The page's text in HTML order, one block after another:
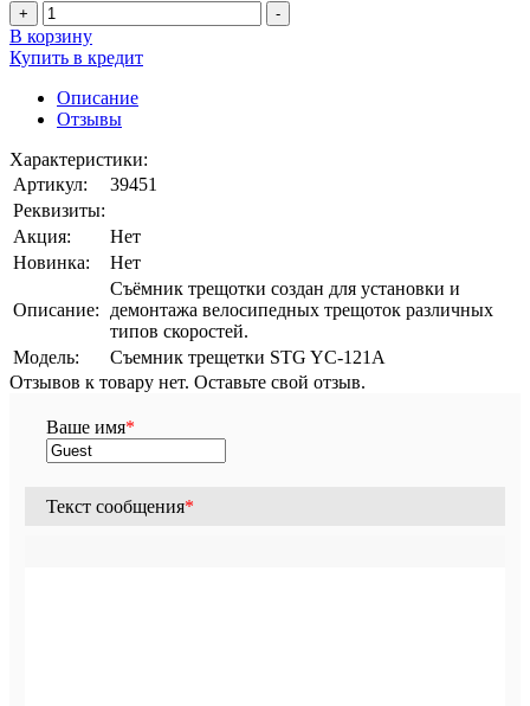
+ -
В корзину
Купить в кредит
Описание
Отзывы
Характеристики:
Артикул:
39451
Реквизиты:
Акция:
Нет
Новинка:
Нет
Описание:
Съёмник трещотки создан для установки и
демонтажа велосипедных трещоток различных
типов скоростей.
Модель:
Съемник трещетки STG YC-121А
Отзывов к товару нет. Оставьте свой отзыв.
Ваше имя*
Текст сообщения*